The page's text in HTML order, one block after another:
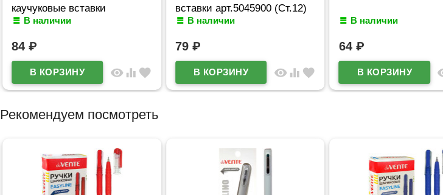
каучуковые вставки
арт.5045902 (Ст.12)
В наличии
84 ₽
visibility equalizer favorite
вставки арт.5045900 (Ст.12)
В наличии
79 ₽
visibility equalizer favorite
В наличии
64 ₽
Рекомендуем посмотреть